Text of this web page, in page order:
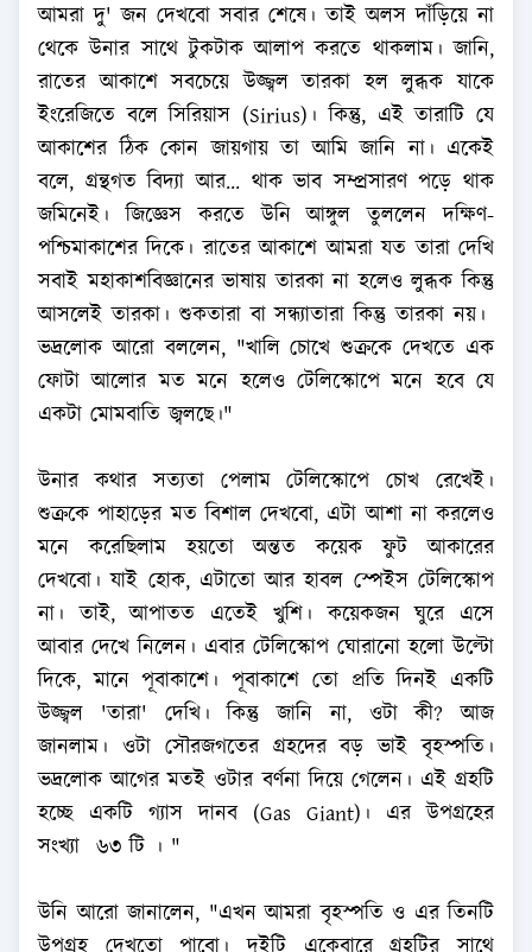
আমরা দু' জন দেখবো সবার শেষে। তাই অলস দাঁড়িয়ে না
থেকে উনার সাথে টুকটাক আলাপ করতে থাকলাম। জানি,
রাতের আকাশে সবচেয়ে উজ্জ্বল তারকা হল লুব্ধক যাকে
ইংরেজিতে বলে সিরিয়াস (Sirius)। কিন্তু, এই তারাটি যে
আকাশের ঠিক কোন জায়গায় তা আমি জানি না। একেই
বলে, গ্রন্থগত বিদ্যা আর... থাক ভাব সম্প্রসারণ পড়ে থাক
জমিনেই। জিজ্ঞেস করতে উনি আঙ্গুল তুললেন দক্ষিণ-
পশ্চিমাকাশের দিকে। রাতের আকাশে আমরা যত তারা দেখি
সবাই মহাকাশবিজ্ঞানের ভাষায় তারকা না হলেও লুব্ধক কিন্তু
আসলেই তারকা। শুকতারা বা সন্ধ্যাতারা কিন্তু তারকা নয়।
ভদ্রলোক আরো বললেন, "খালি চোখে শুক্রকে দেখতে এক
ফোটা আলোর মত মনে হলেও টেলিস্কোপে মনে হবে যে
একটা মোমবাতি জ্বলছে।"
উনার কথার সত্যতা পেলাম টেলিস্কোপে চোখ রেখেই।
শুক্রকে পাহাড়ের মত বিশাল দেখবো, এটা আশা না করলেও
মনে করেছিলাম হয়তো অন্তত কয়েক ফুট আকারের
দেখবো। যাই হোক, এটাতো আর হাবল স্পেইস টেলিস্কোপ
না। তাই, আপাতত এতেই খুশি। কয়েকজন ঘুরে এসে
আবার দেখে নিলেন। এবার টেলিস্কোপ ঘোরানো হলো উল্টো
দিকে, মানে পূবাকাশে। পূবাকাশে তো প্রতি দিনই একটি
উজ্জ্বল 'তারা' দেখি। কিন্তু জানি না, ওটা কী? আজ
জানলাম। ওটা সৌরজগতের গ্রহদের বড় ভাই বৃহস্পতি।
ভদ্রলোক আগের মতই ওটার বর্ণনা দিয়ে গেলেন। এই গ্রহটি
হচ্ছে একটি গ্যাস দানব (Gas Giant)। এর উপগ্রহের
সংখ্যা ৬৩ টি । "
উনি আরো জানালেন, "এখন আমরা বৃহস্পতি ও এর তিনটি